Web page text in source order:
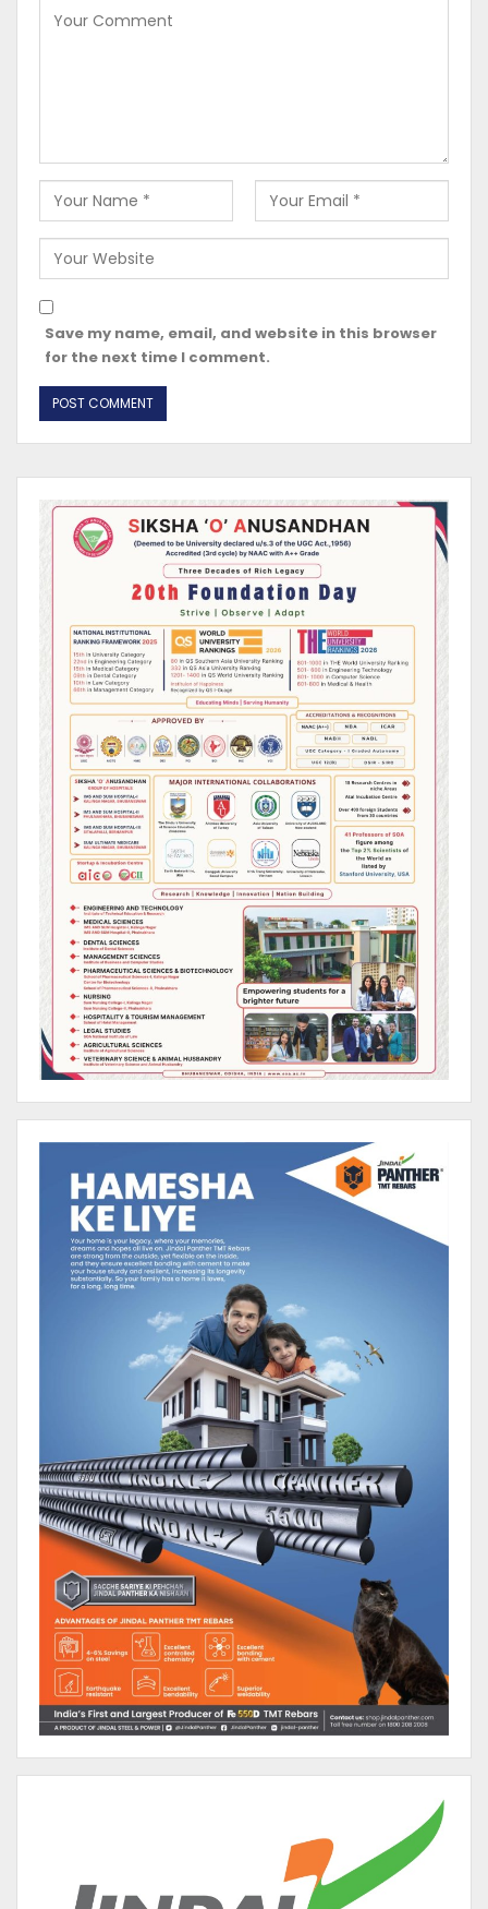
Save my name, email, and website in this browser
for the next time I comment.